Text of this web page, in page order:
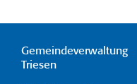
Gemeindeverwaltung
Triesen